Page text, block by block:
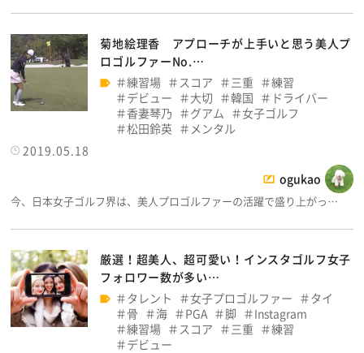
菊地絵理香 アプローチが上手いと思う美人プ
ロゴルファーNo.…
練習場
スコア 三重
練習
デビュー
大切 韓国
ドライバー
香妻琴乃
グアム
女子ゴルフ
松田鈴英
メンタル
2019.05.18
ogukao
今、日本女子ゴルフ界は、美人プロゴルファーの活躍で盛り上がっ…
厳選！超美人、超可愛い！インスタゴルフ女子
フォロワー数が多い…
タレント
女子プロゴルファー
タイ
骨
海 PGA 脚
Instagram
練習場
スコア 三重
練習
デビュー